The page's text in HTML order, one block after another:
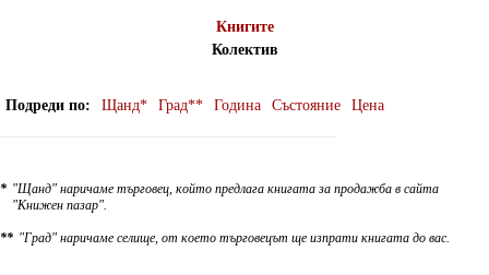
Книгите
Колектив
Подреди по Щанд* Град** Година Състояние Цена
* "Щанд" наричаме търговец, който предлага книгата за продажба в сайта
"Книжен пазар".
** "Град" наричаме селище, от което търговецът ще изпрати книгата до вас.